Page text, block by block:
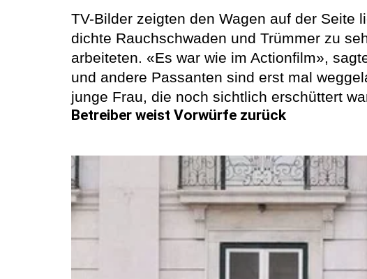
TV-Bilder zeigten den Wagen auf der Seite
dichte Rauchschwaden und Trümmer zu
arbeiteten. «Es war wie im Actionfilm»,
und andere Passanten sind erst mal
junge Frau, die noch sichtlich erschüttert
Betreiber weist Vorwürfe zurück